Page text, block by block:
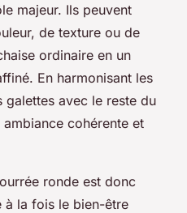
majeur. Ils peuvent
de texture ou de
ordinaire en un
En harmonisant les
galettes avec le reste du
cohérente et
ronde est donc
à la fois le bien-être